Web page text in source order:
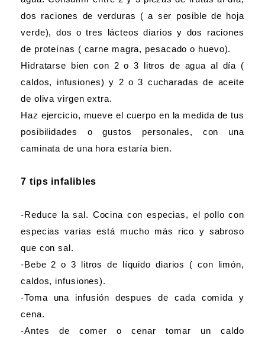
dos raciones de verduras ( a ser posible de hoja
verde), dos o tres lácteos diarios y dos raciones
de proteínas ( carne magra, pesacado o huevo).
Hidratarse bien con 2 o 3 litros de agua al día (
caldos, infusiones) y 2 o 3 cucharadas de aceite
de oliva virgen extra.
Haz ejercicio, mueve el cuerpo en la medida de tus
posibilidades o gustos personales, con una
caminata de una hora estaría bien.
7 tips infalibles
-Reduce la sal. Cocina con especias, el pollo con
especias varias está mucho más rico y sabroso
que con sal.
-Bebe 2 o 3 litros de líquido diarios ( con limón,
caldos, infusiones).
-Toma una infusión despues de cada comida y
cena.
-Antes de comer o cenar tomar un caldo